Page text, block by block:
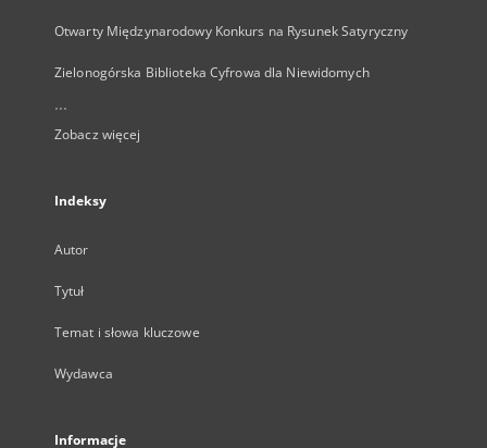
Otwarty Międzynarodowy Konkurs na Rysunek Satyryczny
Zielonogórska Biblioteka Cyfrowa dla Niewidomych
...
Zobacz więcej
Indeksy
Autor
Tytuł
Temat i słowa kluczowe
Wydawca
Informacje